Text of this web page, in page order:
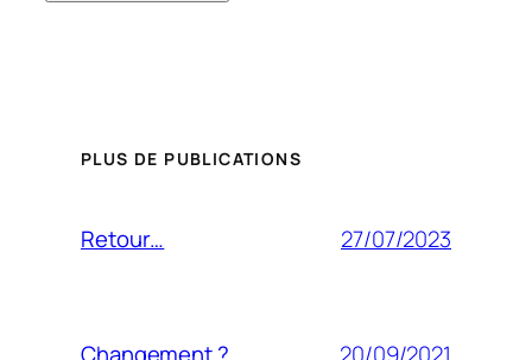
PLUS DE PUBLICATIONS
Retour… 27/07/2023
20/09/2021